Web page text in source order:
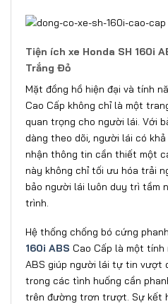
Tiện ích xe Honda SH 160i
Trắng Đỏ
Mặt đồng hồ hiện đại và tính
Cao Cấp không chỉ là một
quan trọng cho người lái. Với
dàng theo dõi, người lái có
nhận thông tin cần thiết một
này không chỉ tối ưu hóa trải
bảo người lái luôn duy trì tầm
trình.
Hệ thống chống bó cứng
160i ABS Cao Cấp là một
ABS giúp người lái tự tin vượt
trong các tình huống cần
trên đường trơn trượt. Sự kết